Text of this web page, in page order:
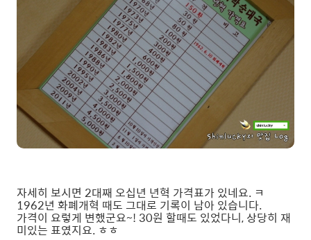
자세히 보시면 2대째 오십년 년혁 가격표가 있네요. ㅋ
1962년 화폐개혁 때도 그대로 기록이 남아 있습니다.
가격이 요렇게 변했군요~! 30원 할때도 있었다니, 상당히 재
미있는 표였지요. ㅎㅎ